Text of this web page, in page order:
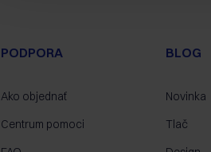
PODPORA
Ako objednať
Centrum pomoci
BLOG
Novinka
Tlač